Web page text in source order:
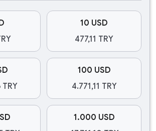
10 USD
477,11 TRY
TRY
100 USD
4.771,11 TRY
1.000 USD